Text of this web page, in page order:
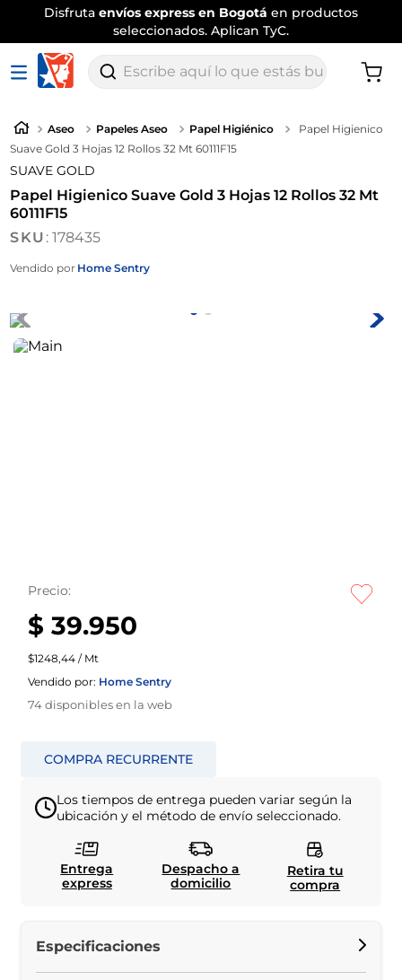
Disfruta envíos express en Bogotá en productos
seleccionados. Aplican TyC.
Escribe aquí lo que estás buscando
Aseo Papeles Aseo Papel Higiénico
Papel Higienico
Suave Gold 3 Hojas 12 Rollos 32 Mt 60111F15
SUAVE GOLD
Papel Higienico Suave Gold 3 Hojas 12 Rollos 32 Mt
60111F15
:178435
Vendido por Home Sentry
Precio:
$ 39.950
$1248,44 / Mt
Vendido por: Home Sentry
74disponibles en la web
Los tiempos de entrega pueden variar según la
ubicación y el método de envío seleccionado.
Entrega
express
Despacho a
domicilio
Retira tu
compra
Especificaciones